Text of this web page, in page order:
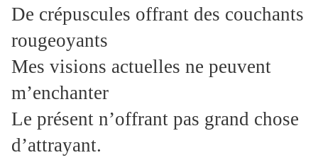
De crépuscules offrant des couchants
rougeoyants
Mes visions actuelles ne peuvent
m’enchanter
Le présent n’offrant pas grand chose
d’attrayant.